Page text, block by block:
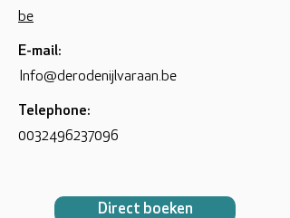
be
E-mail:
Info@derodenijlvaraan.be
Telephone:
0032496237096
Direct boeken